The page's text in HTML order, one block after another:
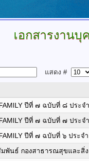
เอกสารงาน
แสดง #
ปีที่ ๗ ฉบับที่ ๘ ประ
ปีที่ ๗ ฉบับที่ ๗ ประ
ปีที่ ๗ ฉบับที่ ๖ ประ
พันธ์ กองสาธารณสุขและสิ่